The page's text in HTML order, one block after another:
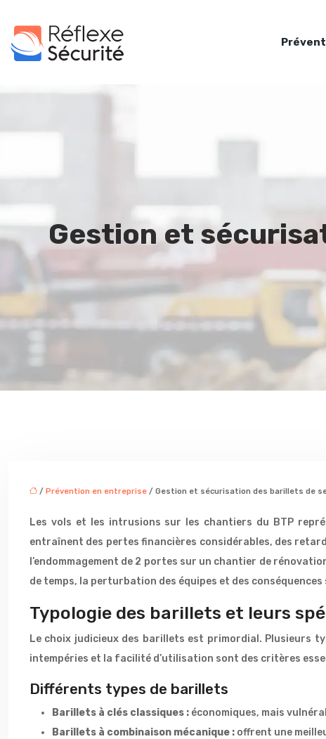
Gestion et
/ Prévention en entreprise / Gestion et sécurisation des barillets de
Les vols et les intrusions sur les chantiers du BTP
entraînent des pertes financières considérables, des
l’endommagement de 2 portes sur un chantier de
de temps, la perturbation des équipes et des
Typologie des barillets et leurs
Le choix judicieux des barillets est primordial. Plusieurs
intempéries et la facilité d’utilisation sont des critères
Différents types de barillets
Barillets à clés classiques : économiques, mais
Barillets à combinaison mécanique : offrent une